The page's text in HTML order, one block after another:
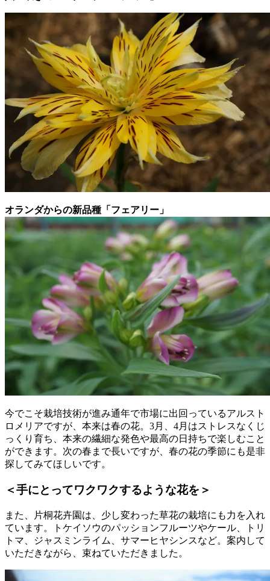
オランダからの新品種「フェアリー」
今でこそ栽培技術が進み通年で市場に出回っているアルスト
ロメリアですが、本来は春の花。3月、4月はストレスなくじ
っくり育ち、本来の繊細な発色や最高の日持ちで楽しむこと
ができます。次の春まで長いですが、春の花の季節にも是非
探してみてほしいです。
＜手にとってワクワクするような花を＞
また、片桐花卉園は、少し変わった草花の栽培にも力を入れ
ています。トケイソウのパッションフルーツやケール、トリ
トマ、ジャスミンライム、サマーヒヤシンスなど。案内して
いただきながら、束ねていただきました。